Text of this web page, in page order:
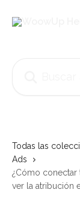
Todas las
Ads
¿Cómo conectar
ver la atribución